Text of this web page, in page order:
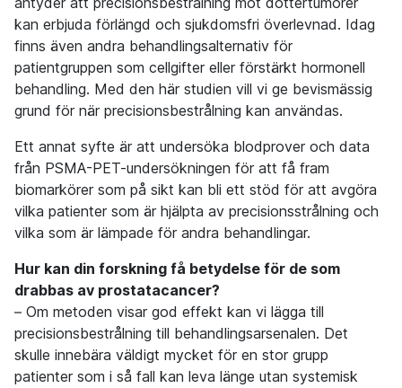
kan erbjuda förlängd och sjukdomsfri överlevnad. Idag
finns även andra behandlingsalternativ för
patientgruppen som cellgifter eller förstärkt hormonell
behandling. Med den här studien vill vi ge bevismässig
grund för när precisionsbestrålning kan användas.
Ett annat syfte är att undersöka blodprover och data
från PSMA-PET-undersökningen för att få fram
biomarkörer som på sikt kan bli ett stöd för att avgöra
vilka patienter som är hjälpta av precisionsstrålning och
vilka som är lämpade för andra behandlingar.
Hur kan din forskning få betydelse för de som
drabbas av prostatacancer?
– Om metoden visar god effekt kan vi lägga till
precisionsbestrålning till behandlingsarsenalen. Det
skulle innebära väldigt mycket för en stor grupp
patienter som i så fall kan leva länge utan systemisk